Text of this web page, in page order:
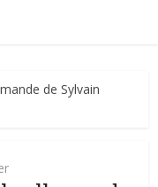
de Sylvain